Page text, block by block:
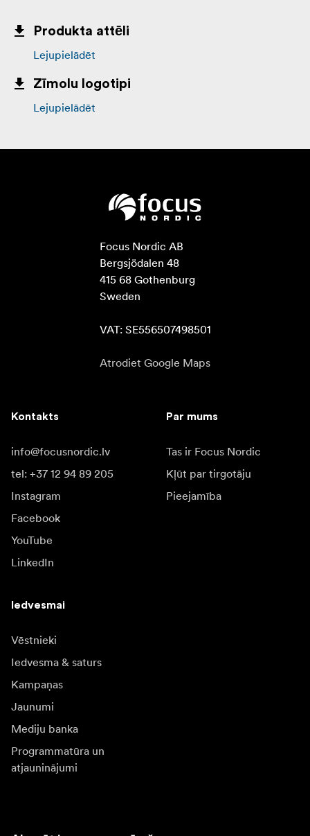
Produkta attēli
Lejupielādēt
Zīmolu logotipi
Lejupielādēt
Focus Nordic AB
Bergsjödalen 48
415 68 Gothenburg
Sweden
VAT: SE556507498501
Atrodiet Google Maps
Kontakts
info@focusnordic.lv
tel: +37 12 94 89 205
Instagram
Facebook
YouTube
LinkedIn
Par mums
Tas ir Focus Nordic
Kļūt par tirgotāju
Pieejamība
Iedvesmai
Vēstnieki
Iedvesma & saturs
Kampaņas
Jaunumi
Mediju banka
Programmatūra un
atjauninājumi